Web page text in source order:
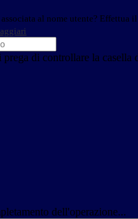
al nome utente? Effettua
di controllare la casella
dell'operazione...